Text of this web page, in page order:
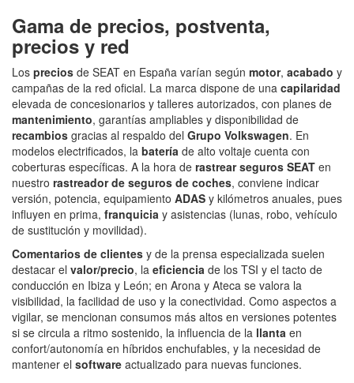
Gama de precios, postventa,
precios y red
Los precios de SEAT en España varían según motor, acabado y
campañas de la red oficial. La marca dispone de una capilaridad
elevada de concesionarios y talleres autorizados, con planes de
mantenimiento, garantías ampliables y disponibilidad de
recambios gracias al respaldo del Grupo Volkswagen. En
modelos electrificados, la batería de alto voltaje cuenta con
coberturas específicas. A la hora de rastrear seguros SEAT en
nuestro rastreador de seguros de coches, conviene indicar
versión, potencia, equipamiento ADAS y kilómetros anuales, pues
influyen en prima, franquicia y asistencias (lunas, robo, vehículo
de sustitución y movilidad).
Comentarios de clientes y de la prensa especializada suelen
destacar el valor/precio, la eficiencia de los TSI y el tacto de
conducción en Ibiza y León; en Arona y Ateca se valora la
visibilidad, la facilidad de uso y la conectividad. Como aspectos a
vigilar, se mencionan consumos más altos en versiones potentes
si se circula a ritmo sostenido, la influencia de la llanta en
confort/autonomía en híbridos enchufables, y la necesidad de
mantener el software actualizado para nuevas funciones.